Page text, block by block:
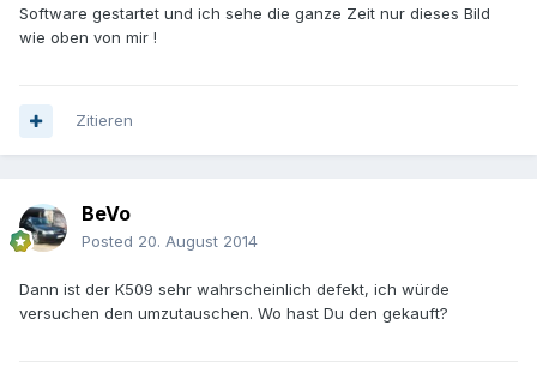
Software gestartet und ich sehe die ganze Zeit nur dieses Bild
wie oben von mir !
Zitieren
BeVo
Posted 20. August 2014
Dann ist der K509 sehr wahrscheinlich defekt, ich würde
versuchen den umzutauschen. Wo hast Du den gekauft?